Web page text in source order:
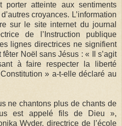
porter atteinte aux sentiments
croyances. L’information
sur le site internet du journal
de l’Instruction publique
lignes directrices ne signifient
Noël sans Jésus : « Il s’agit
à faire respecter la liberté
» a-t-elle déclaré au
ne chantons plus de chants de
est appelé fils de Dieu »,
Wyder, directrice de l’école